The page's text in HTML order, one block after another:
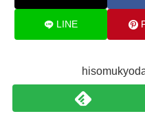
LINE